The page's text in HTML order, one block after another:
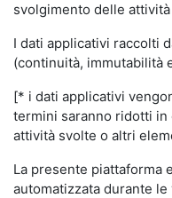
svolgimento delle
I dati applicativi raccolti
(continuità, immutabilità
[* i dati applicativi
termini saranno ridotti in
attività svolte o altri
La presente piattaforma
automatizzata durante